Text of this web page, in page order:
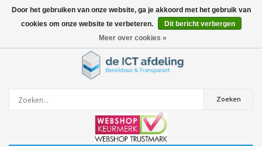
0artikelen
Zoeken
Door het gebruiken van onze website, ga je akkoord met het gebruik van
cookies om onze website te verbeteren.
Dit bericht verbergen
Meer over cookies »